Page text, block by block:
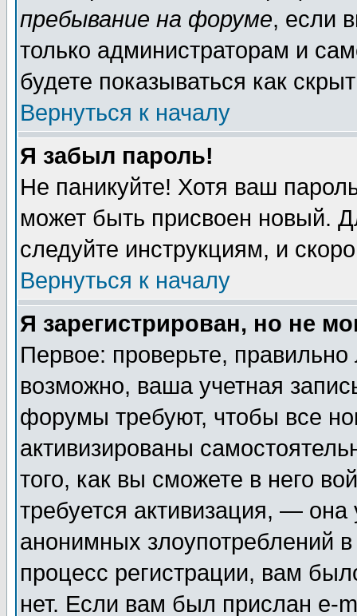
пребывание на форуме, если
только администраторам и
будете показываться как
Вернуться к началу
Я забыл пароль!
Не паникуйте! Хотя ваш
может быть присвоен новый.
следуйте инструкциям, и
Вернуться к началу
Я зарегистрирован, но не
Первое: проверьте,
возможно, ваша учетная
форумы требуют, чтобы все
активизированы
того, как вы сможете в него
требуется активизация, —
анонимных злоупотреблений
процесс регистрации, вам
нет. Если вам был прислан e-